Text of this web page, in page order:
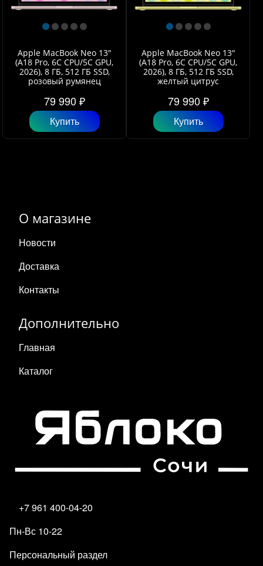
Apple MacBook Neo 13"
(A18 Pro, 6C СPU/5С GPU,
2026), 8 ГБ, 512 ГБ SSD,
розовый румянец
79 990 ₽
Купить
Apple MacBook Neo 13"
(A18 Pro, 6C СPU/5С GPU,
2026), 8 ГБ, 512 ГБ SSD,
желтый цитрус
79 990 ₽
Купить
О магазине
Новости
Доставка
Контакты
Дополнительно
Главная
Каталог
+7 961 400-04-20
Пн-Вс 10-22
Персональный раздел